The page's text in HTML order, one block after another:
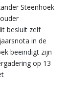
Steenhoek
besluit zelf
in de
beëindigt zijn
op 13